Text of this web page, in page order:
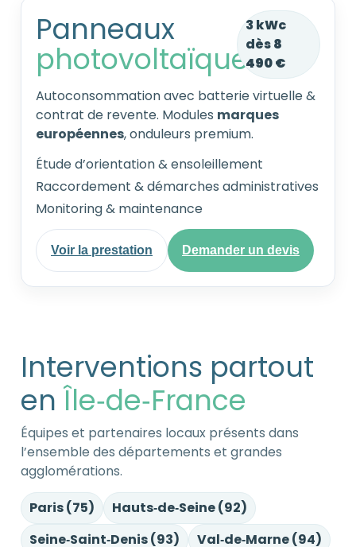
Panneaux
photovoltaïques
3 kWc
dès8
490 €
Autoconsommation avec batterie virtuelle &
contrat de revente. Modules marques
européennes, onduleurs premium.
Étude d’orientation & ensoleillement
Raccordement & démarches administratives
Monitoring & maintenance
Voir la prestation Demander un devis
Interventions partout
en Île‑de‑France
Équipes et partenaires locaux présents dans
l’ensemble des départements et grandes
agglomérations.
Paris (75)
Hauts‑de‑Seine (92)
Seine‑Saint‑Denis (93)
Val‑de‑Marne (94)